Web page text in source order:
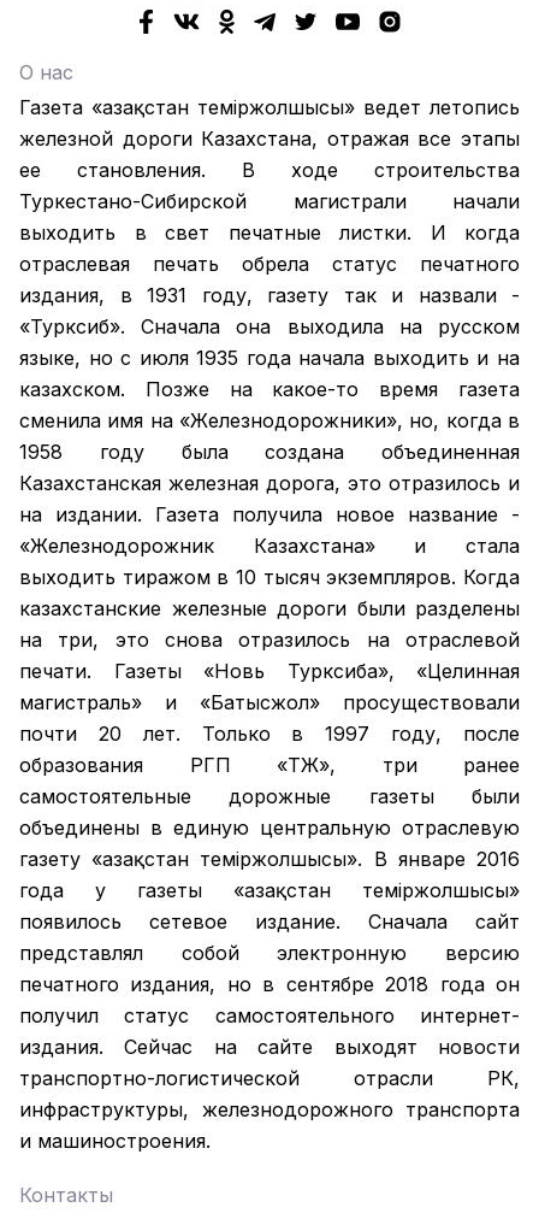
О нас
Газета «Қазақстан теміржолшысы» ведет летопись
железной дороги Казахстана, отражая все этапы
ее становления. В ходе строительства
Туркестано-Сибирской магистрали начали
выходить в свет печатные листки. И когда
отраслевая печать обрела статус печатного
издания, в 1931 году, газету так и назвали -
«Турксиб». Сначала она выходила на русском
языке, но с июля 1935 года начала выходить и на
казахском. Позже на какое-то время газета
сменила имя на «Железнодорожники», но, когда в
1958 году была создана объединенная
Казахстанская железная дорога, это отразилось и
на издании. Газета получила новое название -
«Железнодорожник Казахстана» и стала
выходить тиражом в 10 тысяч экземпляров. Когда
казахстанские железные дороги были разделены
на три, это снова отразилось на отраслевой
печати. Газеты «Новь Турксиба», «Целинная
магистраль» и «Батысжол» просуществовали
почти 20 лет. Только в 1997 году, после
образования РГП «ҚТЖ», три ранее
самостоятельные дорожные газеты были
объединены в единую центральную отраслевую
газету «Қазақстан темiржолшысы». В январе 2016
года у газеты «Қазақстан теміржолшысы»
появилось сетевое издание. Сначала сайт
представлял собой электронную версию
печатного издания, но в сентябре 2018 года он
получил статус самостоятельного интернет-
издания. Сейчас на сайте выходят новости
транспортно-логистической отрасли РК,
инфраструктуры, железнодорожного транспорта
и машиностроения.
Контакты